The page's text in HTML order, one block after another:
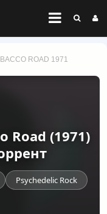
ROAD 1971
Road (1971)
Psychedelic Rock